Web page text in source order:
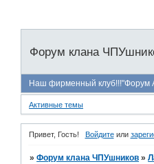
Форум клана
Наш фирменный клуб!!!"Форум
Активные темы
Привет, Гость! Войдитеили
»Форум клана ЧПУшников »